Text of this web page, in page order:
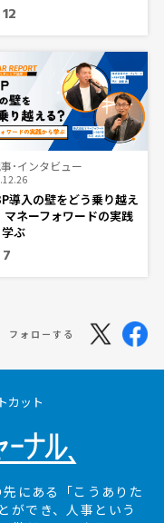
12
･インタビュー
導入の壁をどう乗り越え
マネーフォワードの実践
ぶ
7
フォローする
カット
にある
「こうありた
ができ、人事という